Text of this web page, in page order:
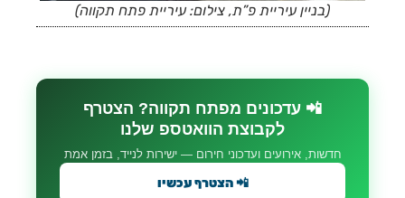
(בניין עיריית פ”ת, צילום: עיריית פתח תקווה)
📲 עדכונים מפתח תקווה? הצטרף
לקבוצת הוואטספ שלנו
חדשות, אירועים ועדכוני חירום — ישירות לנייד, בזמן אמת
📲 הצטרף עכשיו